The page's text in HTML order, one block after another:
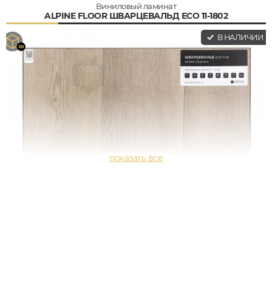
Виниловый ламинат
ALPINE FLOOR ШВАРЦЕВАЛЬД ECO 11-1802
В НАЛИЧИИ